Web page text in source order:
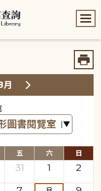
五 六 日
31 1
2